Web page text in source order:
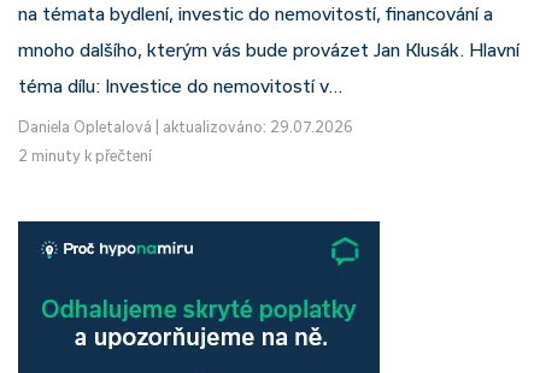
na témata bydlení, investic do nemovitostí, financování a
mnoho dalšího, kterým vás bude provázet Jan Klusák. Hlavní
téma dílu: Investice do nemovitostí v…
Daniela Opletalová
aktualizováno: 29.07.2026
2 minuty k přečtení